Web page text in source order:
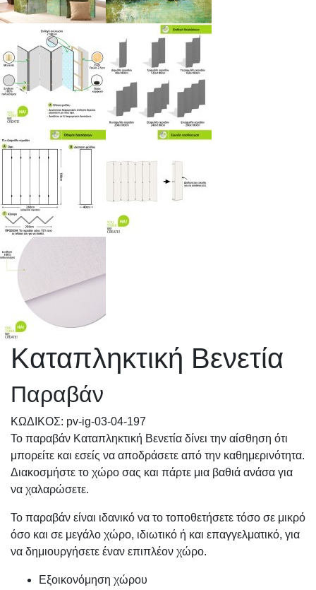
Καταπληκτική Βενετία
Παραβάν
KΩΔΙΚΟΣ: pv-ig-03-04-197
Το παραβάν Καταπληκτική Βενετία δίνει την αίσθηση ότι
μπορείτε και εσείς να αποδράσετε από την καθημερινότητα.
Διακοσμήστε το χώρο σας και πάρτε μια βαθιά ανάσα για
να χαλαρώσετε.
Το παραβάν είναι ιδανικό να το τοποθετήσετε τόσο σε μικρό
όσο και σε μεγάλο χώρο, ιδιωτικό ή και επαγγελματικό, για
να δημιουργήσετε έναν επιπλέον χώρο.
Εξοικονόμηση χώρου